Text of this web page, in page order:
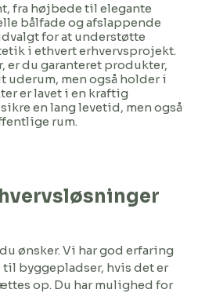
fra højbede til elegante
bålfade og afslappende
for at understøtte
i ethvert erhvervsprojekt.
er du garanteret produkter,
men også holder i
er lavet i en kraftig
en lang levetid, men også
rum.
ønsker. Vi har god erfaring
til byggepladser, hvis det er
op. Du har mulighed for